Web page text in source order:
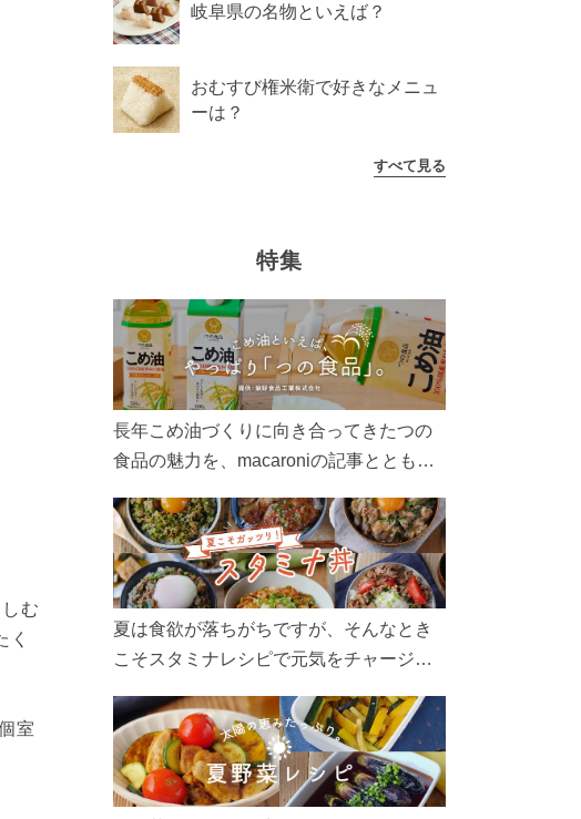
む
く
室
岐阜県の名物といえば？
おむすび権米衛で好きなメニュ
ーは？
すべて見る
特集
長年こめ油づくりに向き合ってきたつの
食品の魅力を、macaroniの記事とともに
ん、製造現場や品質へのこだわりまで。
こめ油をもっと好きになるコンテンツを
ぜひお楽しみください。
夏は食欲が落ちがちですが、そんなとき
こそスタミナレシピで元気をチャージ！
リ食べて、夏バテを吹き飛ばしましょ
う！